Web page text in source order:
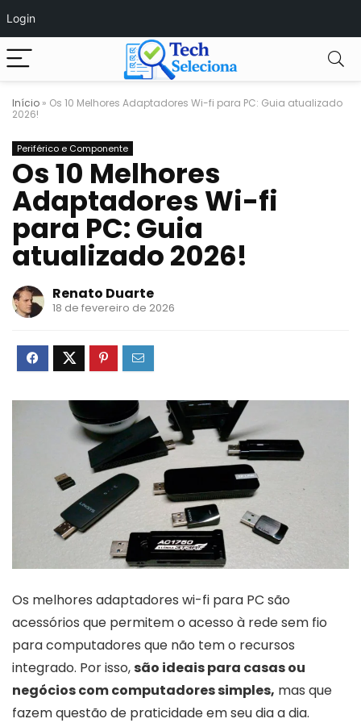
Login
Início » Os 10 Melhores Adaptadores Wi-fi para PC: Guia atualizado
2026!
Periférico e Componente
Os 10 Melhores
Adaptadores Wi-fi
para PC: Guia
atualizado 2026!
Renato Duarte
18 de fevereiro de 2026
Os melhores adaptadores wi-fi para PC são
acessórios que permitem o acesso à rede sem fio
para computadores que não tem o recursos
integrado. Por isso,são ideais para casas ou
negócios com computadores simples, mas que
fazem questão de praticidade em seu dia a dia.